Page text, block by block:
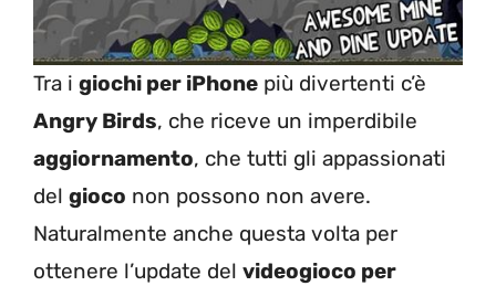
Tra i giochi per iPhone più divertenti c’è
Angry Birds, che riceve un imperdibile
aggiornamento, che tutti gli appassionati
del gioco non possono non avere.
Naturalmente anche questa volta per
ottenere l’update del videogioco per